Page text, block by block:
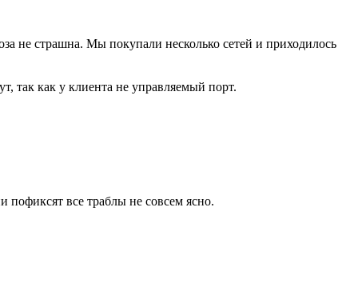
не страшна. Мы покупали несколько сетей и приходилось
так как у клиента не управляемый порт.
все траблы не совсем ясно.